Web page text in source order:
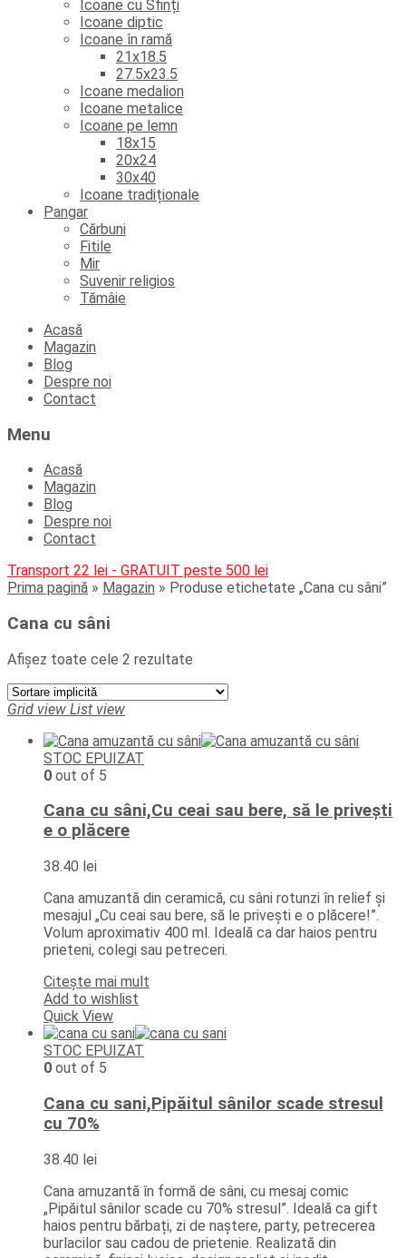
Icoane cu Sfinți
Icoane diptic
Icoane în ramă
21x18.5
27.5x23.5
Icoane medalion
Icoane metalice
Icoane pe lemn
18x15
20x24
30x40
Icoane tradiționale
Pangar
Cărbuni
Fitile
Mir
Suvenir religios
Tămâie
Skip
content
Acasă
Magazin
Blog
Despre noi
Contact
Menu
Acasă
Magazin
Blog
Despre noi
Contact
Transport 22 lei - GRATUIT peste 500 lei
Prima pagină » Magazin » Produse etichetate „Cana cu sâni”
Cana cu sâni
Afișez toate cele 2 rezultate
Grid view List view
STOC EPUIZAT
0 out of 5
Cana cu sâni,Cu ceai sau bere, să le privești
e o plăcere
38.40 lei
Cana amuzantă din ceramică, cu sâni rotunzi în relief și
mesajul „Cu ceai sau bere, să le privești e o plăcere!”.
Volum aproximativ 400 ml. Ideală ca dar haios pentru
prieteni, colegi sau petreceri.
Citește mai mult
Add to wishlist
Quick View
STOC EPUIZAT
0 out of 5
Cana cu sani,Pipăitul sânilor scade stresul
cu 70%
38.40 lei
Cana amuzantă în formă de sâni, cu mesaj comic
„Pipăitul sânilor scade cu 70% stresul”. Ideală ca gift
haios pentru bărbați, zi de naștere, party, petrecerea
burlacilor sau cadou de prietenie. Realizată din